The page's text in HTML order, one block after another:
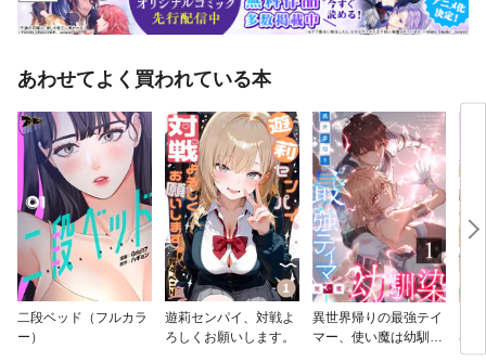
あわせてよく買われている本
二段ベッド（フルカラ
ー）
遊莉センパイ、対戦よ
ろしくお願いします。
異世界帰りの最強テイ
マー、使い魔は幼馴染
界